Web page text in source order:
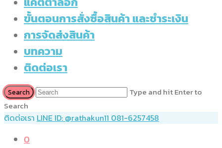
ขั้นตอนการสั่งซื้อสินค้า และชำระเงิน
การจัดส่งสินค้า
บทความ
ติดต่อเรา
Type and hit Enter to
Search
ติดต่อเรา LINE ID: @rathakun11 081-6257458
0